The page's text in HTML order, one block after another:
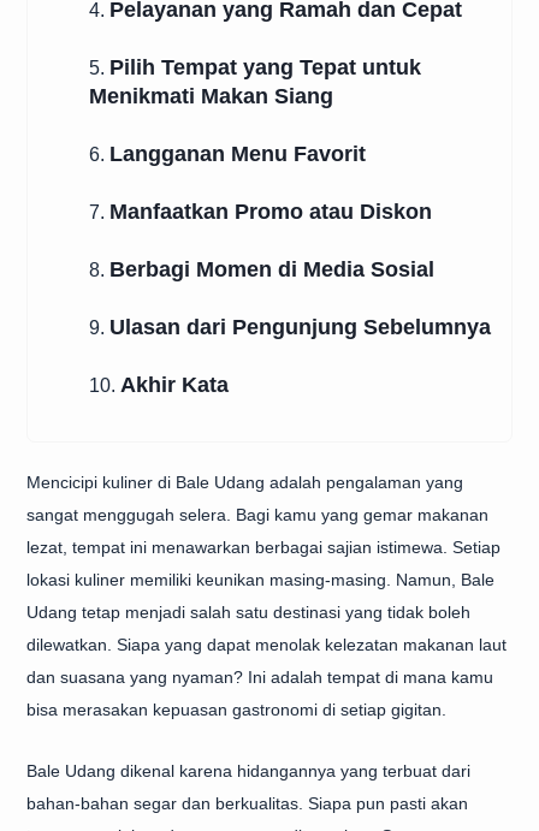
4. Pelayanan yang Ramah dan Cepat
5. Pilih Tempat yang Tepat untuk
Menikmati Makan Siang
6. Langganan Menu Favorit
7. Manfaatkan Promo atau Diskon
8. Berbagi Momen di Media Sosial
9. Ulasan dari Pengunjung Sebelumnya
10. Akhir Kata
Mencicipi kuliner di Bale Udang adalah pengalaman yang
sangat menggugah selera. Bagi kamu yang gemar makanan
lezat, tempat ini menawarkan berbagai sajian istimewa. Setiap
lokasi kuliner memiliki keunikan masing-masing. Namun, Bale
Udang tetap menjadi salah satu destinasi yang tidak boleh
dilewatkan. Siapa yang dapat menolak kelezatan makanan laut
dan suasana yang nyaman? Ini adalah tempat di mana kamu
bisa merasakan kepuasan gastronomi di setiap gigitan.
Bale Udang dikenal karena hidangannya yang terbuat dari
bahan-bahan segar dan berkualitas. Siapa pun pasti akan